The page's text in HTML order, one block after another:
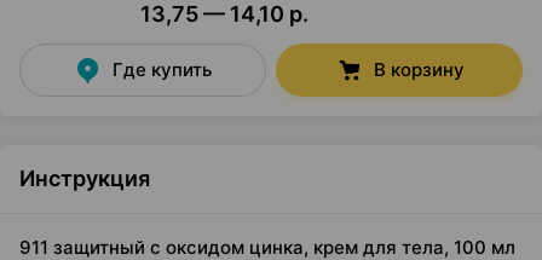
13,75 — 14,10 р.
Где купить В корзину
Инструкция
911 защитный с оксидом цинка, крем для тела, 100 мл